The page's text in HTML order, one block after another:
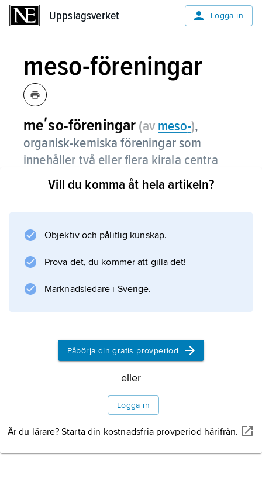
Uppslagsverket Logga in
meso-föreningar
meʹso-föreningar (av meso-),
organisk-kemiska föreningar som
innehåller två eller flera kirala centra
men i sig själva inte är kirala.
motsatt konfiguration. Eftersom molekylen har
180° bringas i överensstämmelse med sin
spegelbild och blir därmed akiral. Jämför
enantiomeri
Information om artikeln
Vill du komma åt hela artikeln?
Objektiv och pålitlig kunskap.
Prova det, du kommer att gilla det!
Marknadsledare i Sverige.
Påbörja din gratis provperiod
eller
Logga in
Är du lärare? Starta din kostnadsfria provperiod härifrån.